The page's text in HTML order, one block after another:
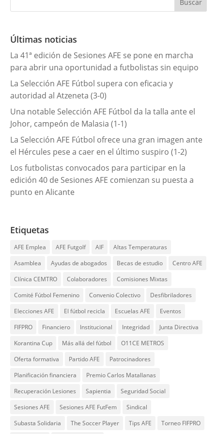
g
r
a
s
Últimas noticias
La 41ª edición de Sesiones AFE se pone en marcha
para abrir una oportunidad a futbolistas sin equipo
La Selección AFE Fútbol supera con eficacia y
autoridad al Atzeneta (3-0)
Una notable Selección AFE Fútbol da la talla ante el
Johor, campeón de Malasia (1-1)
La Selección AFE Fútbol ofrece una gran imagen ante
el Hércules pese a caer en el último suspiro (1-2)
Los futbolistas convocados para participar en la
edición 40 de Sesiones AFE comienzan su puesta a
punto en Alicante
Etiquetas
AFE Emplea AFE Futgolf AIF
Altas Temperaturas
Asamblea
Ayudas de abogados Becas de estudio
Centro AFE
Clínica CEMTRO
Colaboradores
Comisiones Mixtas
Comité Fútbol Femenino
Convenio Colectivo
Desfibriladores
Elecciones AFE
El fútbol recicla Escuelas AFE
Eventos
FIFPRO
Financiero Institucional Integridad
Junta Directiva
Korantina Cup
Más allá del fútbol
O11CE METROS
Oferta formativa
Partido AFE
Patrocinadores
Planificación financiera
Premio Carlos Matallanas
Recuperación Lesiones
Sapientia
Seguridad Social
Sesiones AFE
Sesiones AFE FutFem
Sindical
Subasta Solidaria
The Soccer Player Tips AFE
Torneo FIFPRO